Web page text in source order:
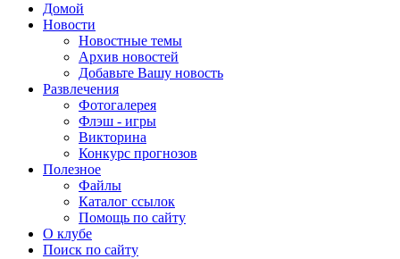
Домой
Новости
Новостные темы
Архив новостей
Добавьте Вашу новость
Развлечения
Фотогалерея
Флэш - игры
Викторина
Конкурс прогнозов
Полезное
Файлы
Каталог ссылок
Помощь по сайту
О клубе
Поиск по сайту